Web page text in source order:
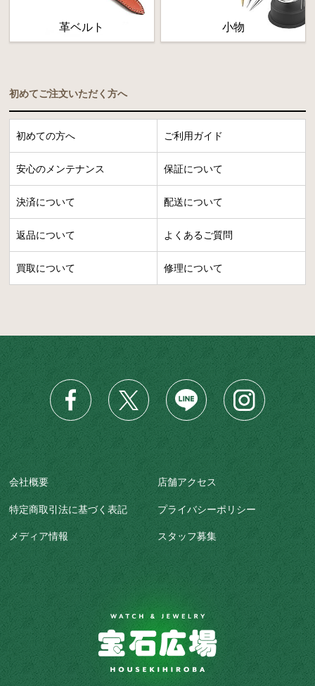
革ベルト 小物
初めてご注文いただく方へ
初めての方へ ご利用ガイド
安心のメンテナンス 保証について
決済について 配送について
返品について よくあるご質問
買取について 修理について
会社概要 店舗アクセス
特定商取引法に基づく表記 プライバシーポリシー
メディア情報 スタッフ募集